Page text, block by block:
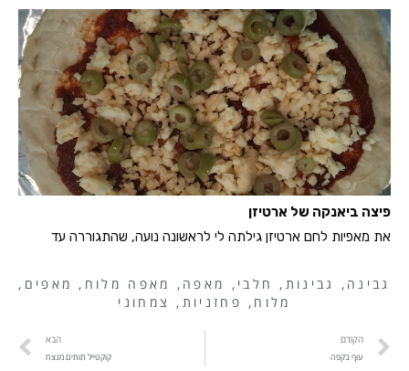
פיצה ביאנקה של ארטיזן
את מאפיות לחם ארטיזן גילתה לי לראשונה נועה, שהתגוררה עד
גבינה , גבינות , חלבי , מאפה , מאפה מלוח , מאפים ,
מלוח , פחזניות , צמחוני
הקודם
עוף בקפה
הבא
קוקטייל תותים מנצח